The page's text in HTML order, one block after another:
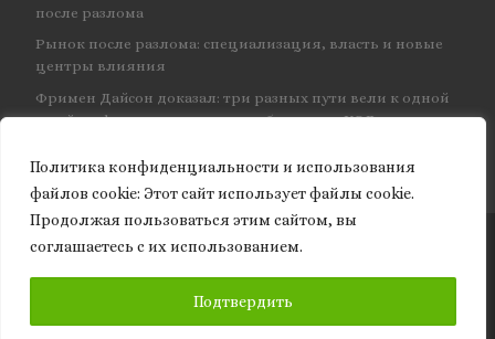
Политика конфиденциальности и использования
файлов сookie: Этот сайт использует файлы cookie.
Продолжая пользоваться этим сайтом, вы
соглашаетесь с их использованием.
Подтвердить
после разлома
Рынок после разлома: специализация, власть и новые
центры влияния
Фримен Дайсон доказал: три разных пути вели к одной
и той же физике — и навсегда объединил КЭД
© 2026Granite of science– Все права защищены